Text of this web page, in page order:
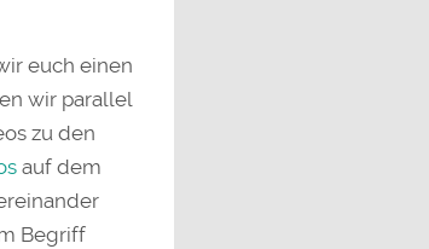
euch einen
wir parallel
zu den
auf dem
Begriff